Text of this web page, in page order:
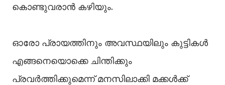
കൊണ്ടുവരാൻ കഴിയും.
ഓരോ പ്രായത്തിനും അവസ്ഥയിലും കുട്ടികൾ
എങ്ങനെയൊക്കെ ചിന്തിക്കും
പ്രവർത്തിക്കുമെന്ന് മനസിലാക്കി മക്കൾക്ക്